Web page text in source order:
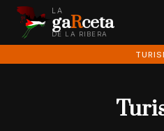
LA
gaRceta
DE LA RIBERA